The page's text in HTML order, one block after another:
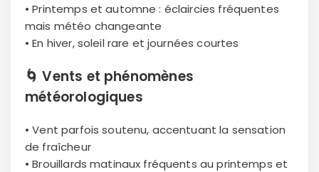
• Printemps et automne : éclaircies fréquentes
mais météo changeante
• En hiver, soleil rare et journées courtes
🌀Vents et phénomènes
météorologiques
• Vent parfois soutenu, accentuant la sensation
de fraîcheur
• Brouillards matinaux fréquents au printemps et